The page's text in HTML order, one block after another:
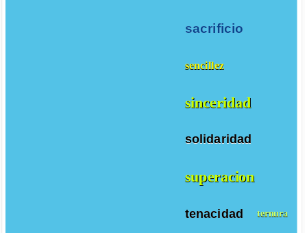
sacrificio
sencillez
sinceridad
solidaridad
superacion
tenacidad ternura